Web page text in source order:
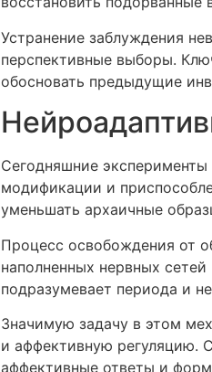
Устранение заблуждения
перспективные выборы.
обосновать предыдущие
Сегодняшние
модификации и
уменьшать архаичные
Процесс освобождения от
наполненных нервных
подразумевает периода и
Значимую задачу в этом
и аффективную регуляцию.
аффективные ответы и